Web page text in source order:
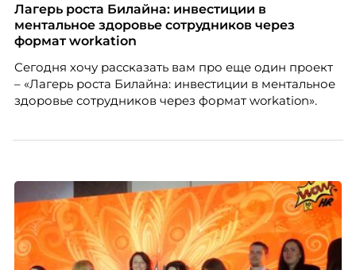
Лагерь роста Билайна: инвестиции в
ментальное здоровье сотрудников через
формат workation
Сегодня хочу рассказать вам про еще один проект
– «Лагерь роста Билайна: инвестиции в ментальное
здоровье сотрудников через формат workation».